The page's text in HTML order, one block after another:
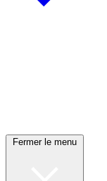
Fermer le menu